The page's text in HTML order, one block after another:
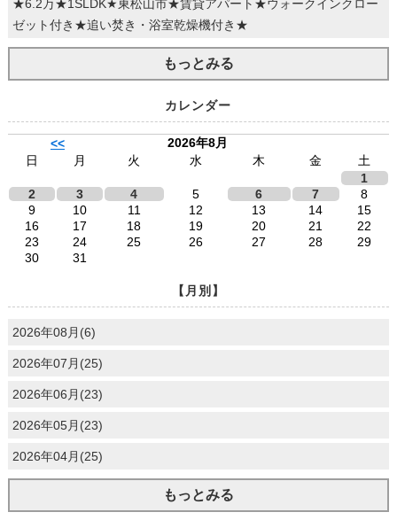
★6.2万★1SLDK★東松山市★賃貸アパート★ウォークインクロー
ゼット付き★追い焚き・浴室乾燥機付き★
もっとみる
カレンダー
<<
2026年8月
日
月 火 水 木 金
土
1
2
3 4 5 6 7
8
9
10 11 12 13 14
15
16
17 18 19 20 21
22
23
24 25 26 27 28
29
30
31
【月別】
2026年08月(6)
2026年07月(25)
2026年06月(23)
2026年05月(23)
2026年04月(25)
もっとみる